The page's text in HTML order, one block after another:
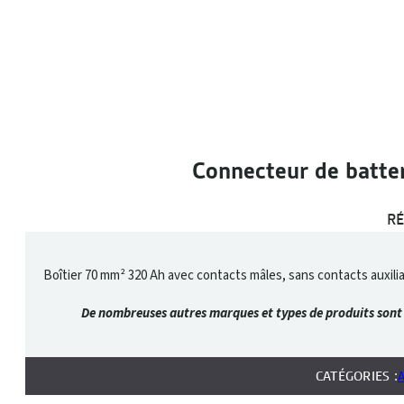
Connecteur de
Boîtier 70 mm² 320 Ah avec contacts mâles, sans contacts
De nombreuses autres marques et types de produits
CATÉGORIES :